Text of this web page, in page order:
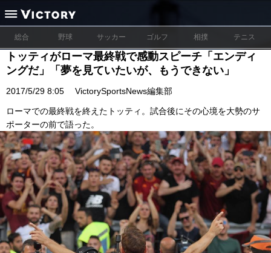
総合 野球 サッカー ゴルフ 相撲 テニス
トッティがローマ最終戦で感動スピーチ「エンディ
ングだ」「夢を見ていたいが、もうできない」
2017/5/29 8:05 VictorySportsNews編集部
ローマでの最終戦を終えたトッティ。試合後にその心境を大勢のサ
ポーターの前で語った。